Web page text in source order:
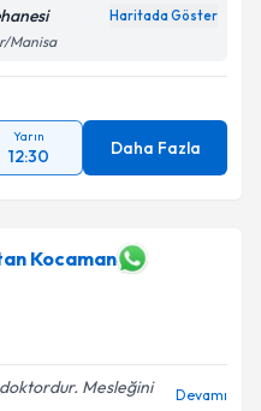
Haritada Göster
Manisa
Yarın
12:30 Daha Fazla
Kocaman
Mesleğini
Devamı